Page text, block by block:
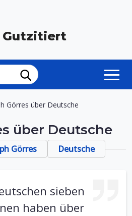
Gutzitiert
Görres über Deutsche
über Deutsche
Görres Deutsche
sieben
haben über